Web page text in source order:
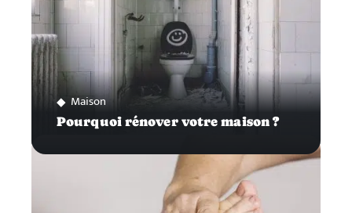
Maison
Pourquoi rénover votre maison ?